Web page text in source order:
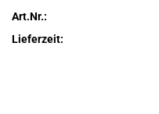
Art.Nr.:
Lieferzeit: